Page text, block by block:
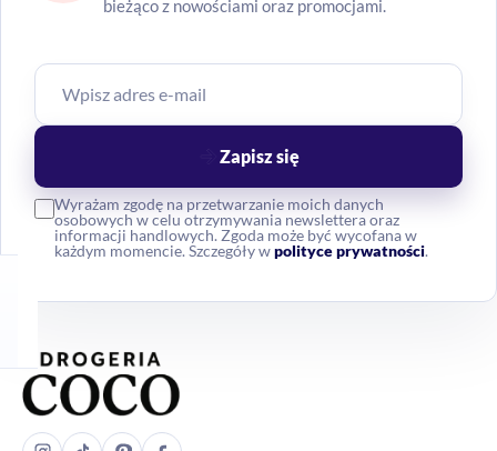
bieżąco z nowościami oraz promocjami.
Wyrażam zgodę na przetwarzanie moich danych
osobowych w celu otrzymywania newslettera oraz
informacji handlowych. Zgoda może być wycofana w
każdym momencie. Szczegóły wpolityce prywatności.
Zapisz się